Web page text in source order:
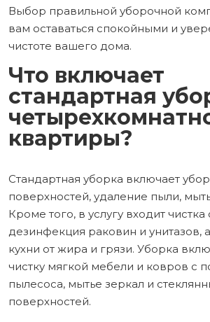
Выбор правильной уборочной
вам оставаться спокойными и
чистоте вашего дома.
Что включает
стандартная
квартиры?
Стандартная уборка включает
поверхностей, удаление пыли,
Кроме того, в услугу входит чистка
дезинфекция раковин и унитазов,
кухни от жира и грязи. Уборка
чистку мягкой мебели и ковров с
пылесоса, мытье зеркал и
поверхностей.